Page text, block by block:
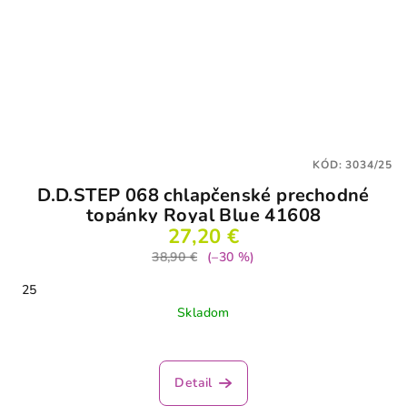
D.D.STEP 068 chlapčenské prechodné
topánky Royal Blue 41608
27,20 €
38,90 €
(–30 %)
25
Skladom
Detail
KÓD:3034/25